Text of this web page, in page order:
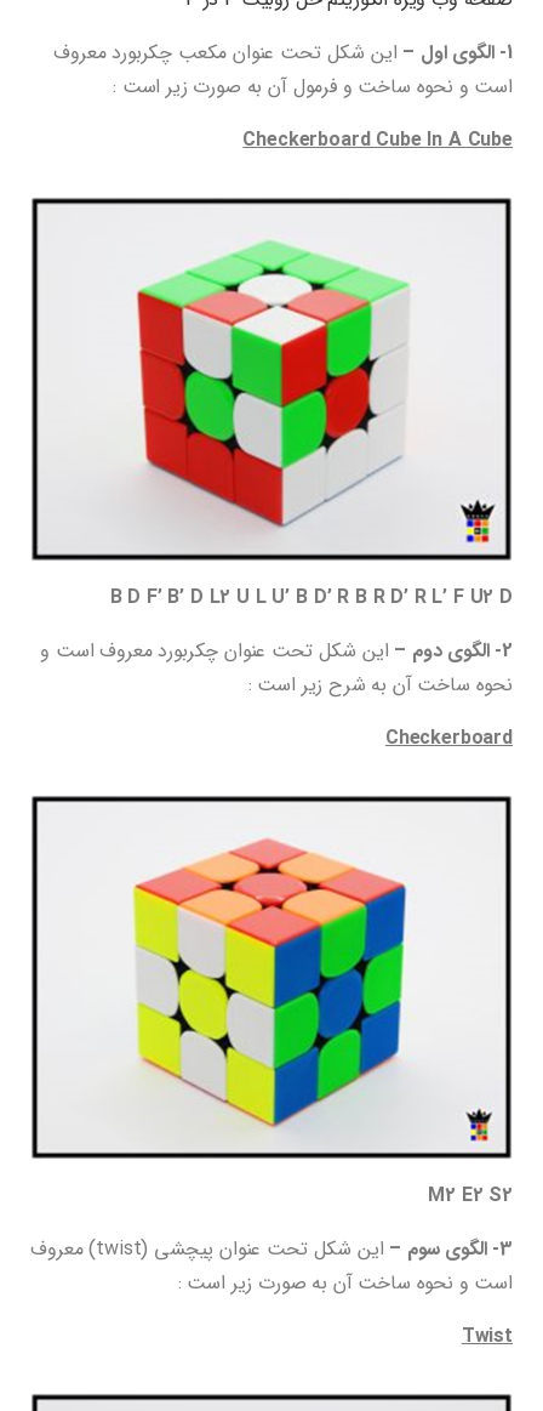
1- الگوی اول –
این شکل تحت عنوان مکعب چکربورد معروف
است و نحوه ساخت و فرمول آن به صورت زیر است :
Checkerboard Cube In A Cube
B D F’ B’ D L2 U L U’ B D’ R B R D’ R L’ F U2 D
2- الگوی دوم –
این شکل تحت عنوان چکربورد معروف است و
نحوه ساخت آن به شرح زیر است :
Checkerboard
M2 E2 S2
3- الگوی سوم –
این شکل تحت عنوان پیچشی (twist) معروف
است و نحوه ساخت آن به صورت زیر است :
Twist